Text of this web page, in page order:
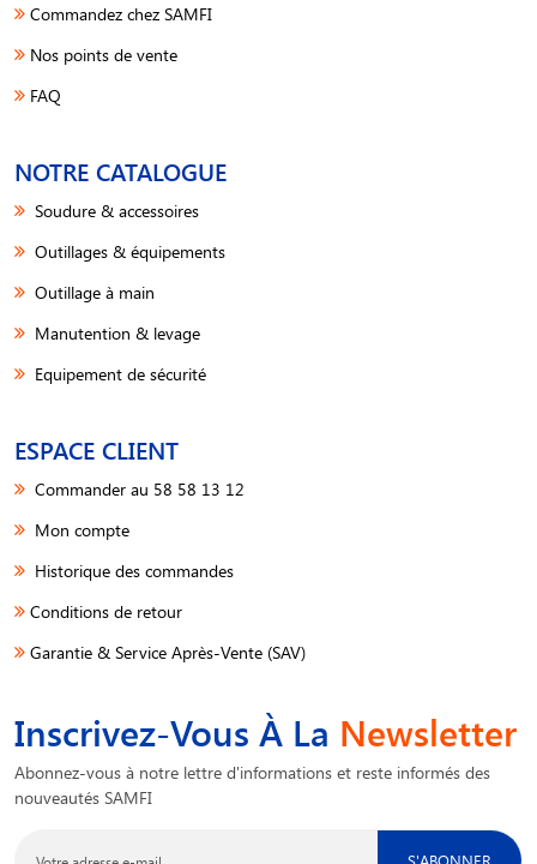
Commandez chez SAMFI
Nos points de vente
FAQ
NOTRE CATALOGUE
Soudure & accessoires
Outillages & équipements
Outillage à main
Manutention & levage
Equipement de sécurité
ESPACE CLIENT
Commander au 58 58 13 12
Mon compte
Historique des commandes
Conditions de retour
Garantie & Service Après-Vente (SAV)
Inscrivez-Vous À La Newsletter
Abonnez-vous à notre lettre d'informations et reste informés des
nouveautés SAMFI